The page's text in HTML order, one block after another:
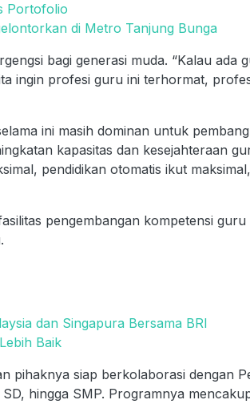
Portofolio
di Metro Tanjung Bunga
bagi generasi muda. “Kalau ada
ingin profesi guru ini terhormat,
ini masih dominan untuk
kapasitas dan kesejahteraan
pendidikan otomatis ikut
pengembangan kompetensi guru
dan Singapura Bersama BRI
Baik
pihaknya siap berkolaborasi dengan
hingga SMP. Programnya